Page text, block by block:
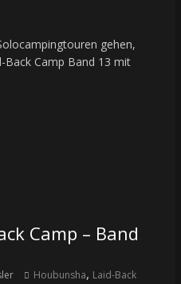
gehen,
Back Camp Band 13 mit
Camp – Band
Houbunsha, Laid-Back